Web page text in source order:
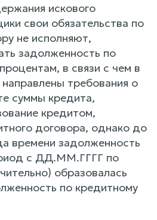
искового
свои обязательства по
не исполняют,
задолженность по
в связи с чем в
требования о
суммы кредита,
кредитом,
договора, однако до
времени задолженность
с ДД.ММ.ГГГГ по
образовалась
по кредитному